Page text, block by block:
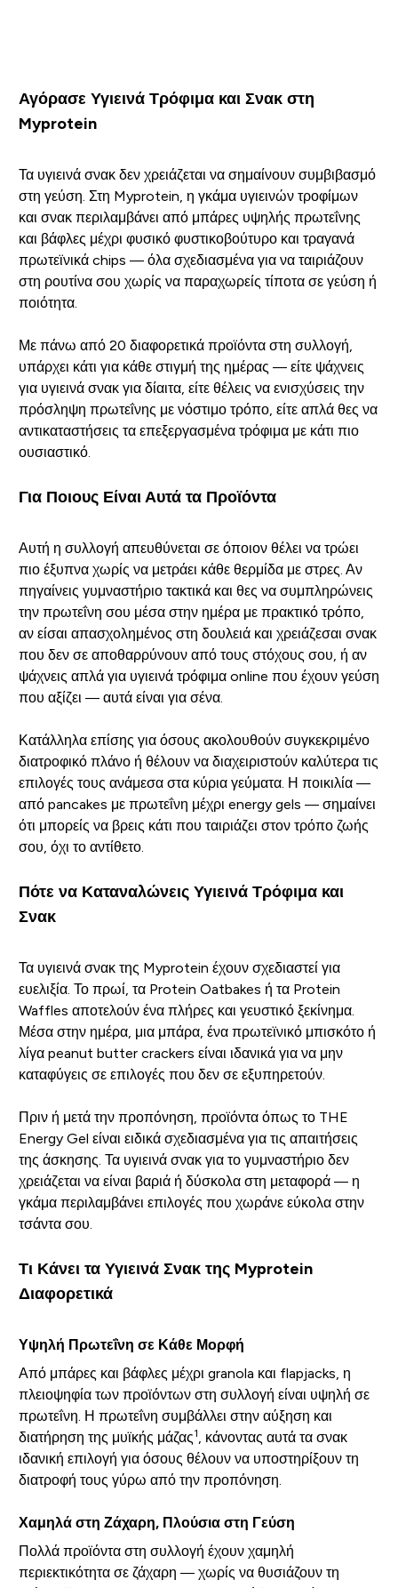
Αγόρασε Υγιεινά Τρόφιμα και Σνακ στη
Myprotein
Τα υγιεινά σνακ δεν χρειάζεται να σημαίνουν συμβιβασμό
στη γεύση. Στη Myprotein, η γκάμα υγιεινών τροφίμων
και σνακ περιλαμβάνει από μπάρες υψηλής πρωτεΐνης
και βάφλες μέχρι φυσικό φυστικοβούτυρο και τραγανά
πρωτεϊνικά chips — όλα σχεδιασμένα για να ταιριάζουν
στη ρουτίνα σου χωρίς να παραχωρείς τίποτα σε γεύση ή
ποιότητα.
Με πάνω από 20 διαφορετικά προϊόντα στη συλλογή,
υπάρχει κάτι για κάθε στιγμή της ημέρας — είτε ψάχνεις
για υγιεινά σνακ για δίαιτα, είτε θέλεις να ενισχύσεις την
πρόσληψη πρωτεΐνης με νόστιμο τρόπο, είτε απλά θες να
αντικαταστήσεις τα επεξεργασμένα τρόφιμα με κάτι πιο
ουσιαστικό.
Για Ποιους Είναι Αυτά τα Προϊόντα
Αυτή η συλλογή απευθύνεται σε όποιον θέλει να τρώει
πιο έξυπνα χωρίς να μετράει κάθε θερμίδα με στρες. Αν
πηγαίνεις γυμναστήριο τακτικά και θες να συμπληρώνεις
την πρωτεΐνη σου μέσα στην ημέρα με πρακτικό τρόπο,
αν είσαι απασχολημένος στη δουλειά και χρειάζεσαι σνακ
που δεν σε αποθαρρύνουν από τους στόχους σου, ή αν
ψάχνεις απλά για υγιεινά τρόφιμα online που έχουν γεύση
που αξίζει — αυτά είναι για σένα.
Κατάλληλα επίσης για όσους ακολουθούν συγκεκριμένο
διατροφικό πλάνο ή θέλουν να διαχειριστούν καλύτερα τις
επιλογές τους ανάμεσα στα κύρια γεύματα. Η ποικιλία —
από pancakes με πρωτεΐνη μέχρι energy gels — σημαίνει
ότι μπορείς να βρεις κάτι που ταιριάζει στον τρόπο ζωής
σου, όχι το αντίθετο.
Πότε να Καταναλώνεις Υγιεινά Τρόφιμα και
Σνακ
Τα υγιεινά σνακ της Myprotein έχουν σχεδιαστεί για
ευελιξία. Το πρωί, τα Protein Oatbakes ή τα Protein
Waffles αποτελούν ένα πλήρες και γευστικό ξεκίνημα.
Μέσα στην ημέρα, μια μπάρα, ένα πρωτεϊνικό μπισκότο ή
λίγα peanut butter crackers είναι ιδανικά για να μην
καταφύγεις σε επιλογές που δεν σε εξυπηρετούν.
Πριν ή μετά την προπόνηση, προϊόντα όπως το THE
Energy Gel είναι ειδικά σχεδιασμένα για τις απαιτήσεις
της άσκησης. Τα υγιεινά σνακ για το γυμναστήριο δεν
χρειάζεται να είναι βαριά ή δύσκολα στη μεταφορά — η
γκάμα περιλαμβάνει επιλογές που χωράνε εύκολα στην
τσάντα σου.
Τι Κάνει τα Υγιεινά Σνακ της Myprotein
Διαφορετικά
Υψηλή Πρωτεΐνη σε Κάθε Μορφή
Από μπάρες και βάφλες μέχρι granola και flapjacks, η
πλειοψηφία των προϊόντων στη συλλογή είναι υψηλή σε
πρωτεΐνη. Η πρωτεΐνη συμβάλλει στην αύξηση και
διατήρηση της μυϊκής μάζας1, κάνοντας αυτά τα σνακ
ιδανική επιλογή για όσους θέλουν να υποστηρίξουν τη
διατροφή τους γύρω από την προπόνηση.
Χαμηλά στη Ζάχαρη, Πλούσια στη Γεύση
Πολλά προϊόντα στη συλλογή έχουν χαμηλή
περιεκτικότητα σε ζάχαρη — χωρίς να θυσιάζουν τη